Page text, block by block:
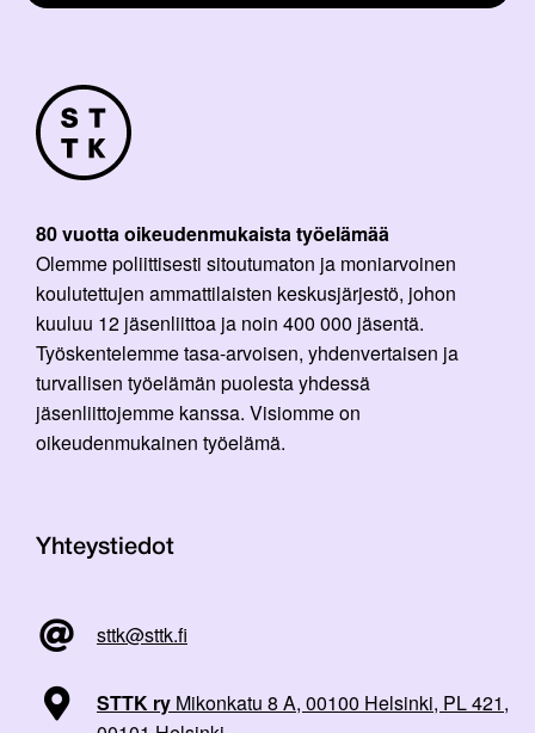
80 vuotta oikeudenmukaista työelämää
Olemme poliittisesti sitoutumaton ja moniarvoinen
koulutettujen ammattilaisten keskusjärjestö, johon
kuuluu 12 jäsenliittoa ja noin 400 000 jäsentä.
Työskentelemme tasa-arvoisen, yhdenvertaisen ja
turvallisen työelämän puolesta yhdessä
jäsenliittojemme kanssa. Visiomme on
oikeudenmukainen työelämä.
Yhteystiedot
sttk@sttk.fi
STTK ry Mikonkatu 8 A, 00100 Helsinki, PL 421,